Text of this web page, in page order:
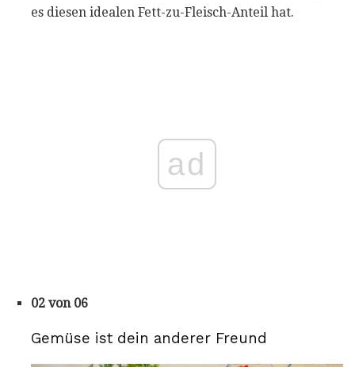
es diesen idealen Fett-zu-Fleisch-Anteil hat.
ad
02 von 06
Gemüse ist dein anderer Freund